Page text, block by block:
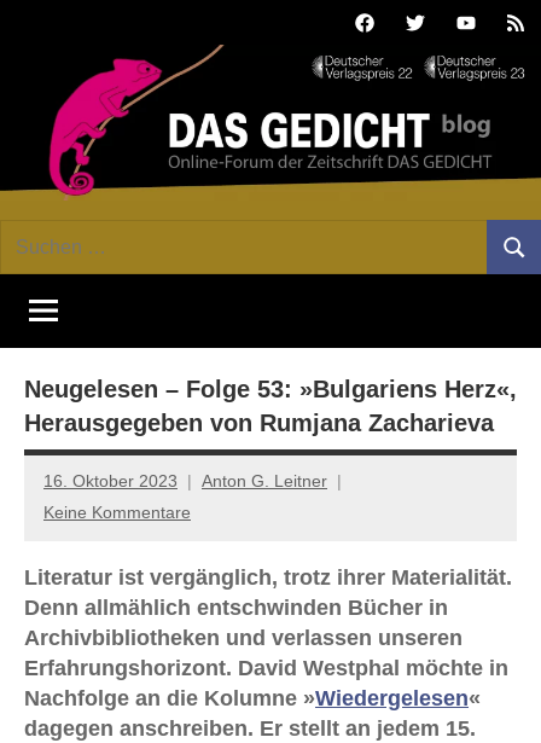
FacebookTwitterYoutube
GEDICHT
blog
Forum
von
DAS
Lyrik,
Essay
Suchen
Neugelesen – Folge 53: »Bulgariens Herz«,
Herausgegeben von Rumjana Zacharieva
16. Oktober 2023
Anton G. Leitner
Keine Kommentare
Literatur ist vergänglich, trotz ihrer Materialität.
Denn allmählich entschwinden Bücher in
Archivbibliotheken und verlassen unseren
Erfahrungshorizont. David Westphal möchte in
Nachfolge an die Kolumne »Wiedergelesen«
dagegen anschreiben. Er stellt an jedem 15.